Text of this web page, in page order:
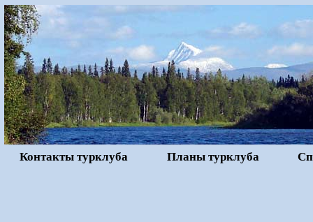
Контакты турклуба Планы турклуба